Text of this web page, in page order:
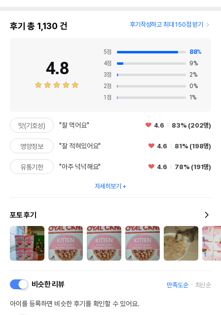
후기 총 1,130 건 후기작성하고 최대 150점 받기
4.8
5점 88%
4점 9%
3점 2%
2점 0%
1 점 1 %
맛(기호성) "잘 먹어요" 4.6 83% (202명)
영양정보 "잘 적혀있어요" 4.6 81% (198명)
유통기한 "아주 넉넉해요" 4.6 78% (191명)
자세히보기
포토 후기
비슷한 리뷰 만족도순 최신순
아이를 등록하면 비슷한 후기를 확인할 수 있어요.